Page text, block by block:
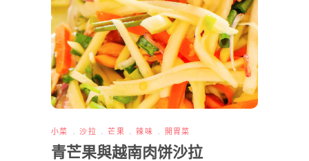
小菜 沙拉 芒果 辣味 開胃菜
青芒果與越南肉饼沙拉